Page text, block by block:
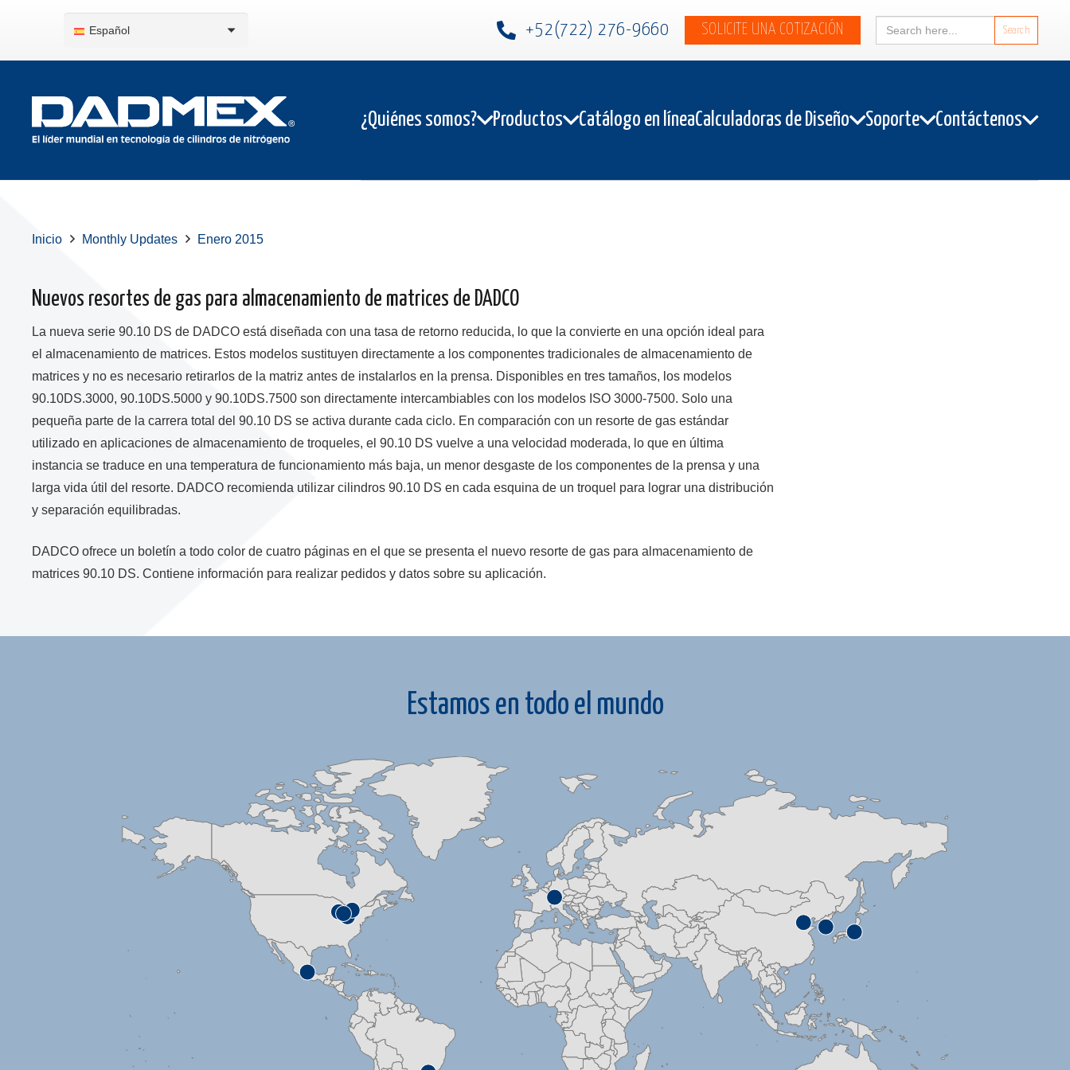
Español +52(722) 276-9660 SOLICITE UNA COTIZACIÓN
Search
for:
¿Quiénes somos? Productos Catálogo en líneaCalculadoras de Diseño Soporte Contáctenos
Inicio Monthly Updates Enero 2015
Nuevos resortes de gas para almacenamiento de matrices de DADCO
La nueva serie 90.10 DS de DADCO está diseñada con una tasa de retorno reducida, lo que la convierte en una opción ideal para
el almacenamiento de matrices. Estos modelos sustituyen directamente a los componentes tradicionales de almacenamiento de
matrices y no es necesario retirarlos de la matriz antes de instalarlos en la prensa. Disponibles en tres tamaños, los modelos
90.10DS.3000, 90.10DS.5000 y 90.10DS.7500 son directamente intercambiables con los modelos ISO 3000-7500. Solo una
pequeña parte de la carrera total del 90.10 DS se activa durante cada ciclo. En comparación con un resorte de gas estándar
utilizado en aplicaciones de almacenamiento de troqueles, el 90.10 DS vuelve a una velocidad moderada, lo que en última
instancia se traduce en una temperatura de funcionamiento más baja, un menor desgaste de los componentes de la prensa y una
larga vida útil del resorte. DADCO recomienda utilizar cilindros 90.10 DS en cada esquina de un troquel para lograr una distribución
y separación equilibradas.
DADCO ofrece un boletín a todo color de cuatro páginas en el que se presenta el nuevo resorte de gas para almacenamiento de
matrices 90.10 DS. Contiene información para realizar pedidos y datos sobre su aplicación.
Estamos en todo el mundo